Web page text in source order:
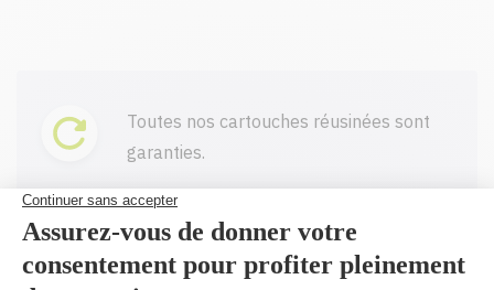
Toutes nos cartouches réusinées sont
garanties.
Livraison gratuite sur tout achat de